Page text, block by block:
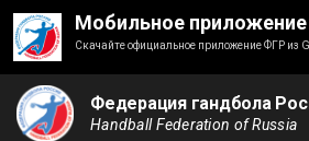
Мобильное приложение
Скачайте официальное приложение ФГР из
Федерация гандбола
Handball Federation of Russia